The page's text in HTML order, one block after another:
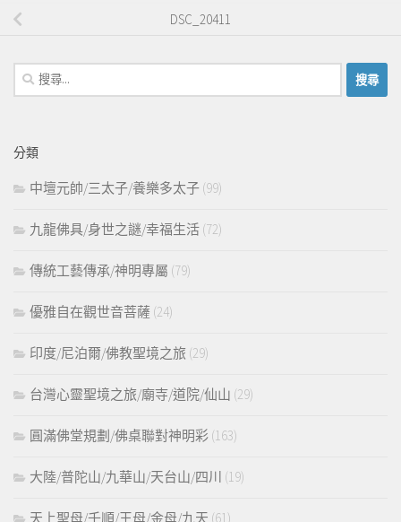
DSC_20411
搜
尋
字:
分類
中壇元帥/三太子/養樂多太子 (99)
九龍佛具/身世之謎/幸福生活 (72)
傳統工藝傳承/神明專屬 (79)
優雅自在觀世音菩薩 (24)
印度/尼泊爾/佛教聖境之旅 (29)
台灣心靈聖境之旅/廟寺/道院/仙山 (29)
圓滿佛堂規劃/佛桌聯對神明彩 (163)
大陸/普陀山/九華山/天台山/四川 (19)
天上聖母/千順/王母/金母/九天 (61)